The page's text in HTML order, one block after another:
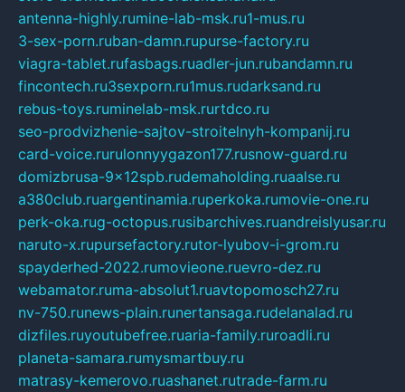
antenna-highly.rumine-lab-msk.ru1-mus.ru
3-sex-porn.ruban-damn.rupurse-factory.ru
viagra-tablet.rufasbags.ruadler-jun.rubandamn.ru
fincontech.ru3sexporn.ru1mus.rudarksand.ru
rebus-toys.ruminelab-msk.rurtdco.ru
seo-prodvizhenie-sajtov-stroitelnyh-kompanij.ru
card-voice.rurulonnyygazon177.rusnow-guard.ru
domizbrusa-9x12spb.rudemaholding.ruaalse.ru
a380club.ruargentinamia.ruperkoka.rumovie-one.ru
perk-oka.rug-octopus.rusibarchives.ruandreislyusar.ru
naruto-x.rupursefactory.rutor-lyubov-i-grom.ru
spayderhed-2022.rumovieone.ruevro-dez.ru
webamator.ruma-absolut1.ruavtopomosch27.ru
nv-750.runews-plain.runertansaga.rudelanalad.ru
dizfiles.ruyoutubefree.ruaria-family.ruroadli.ru
planeta-samara.rumysmartbuy.ru
matrasy-kemerovo.ruashanet.rutrade-farm.ru